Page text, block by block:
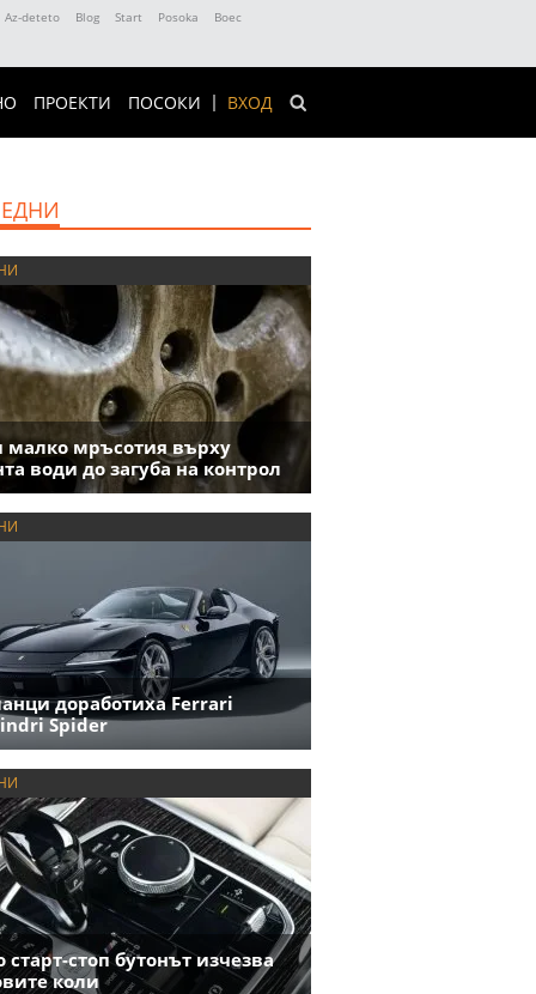
Az-deteto Blog Start Posoka
Boec
ВХОД
ПРОЕКТИ ПОСОКИ
малко мръсотия върху
води до загуба на контрол
доработиха Ferrari
Spider
стоп бутонът изчезва
коли